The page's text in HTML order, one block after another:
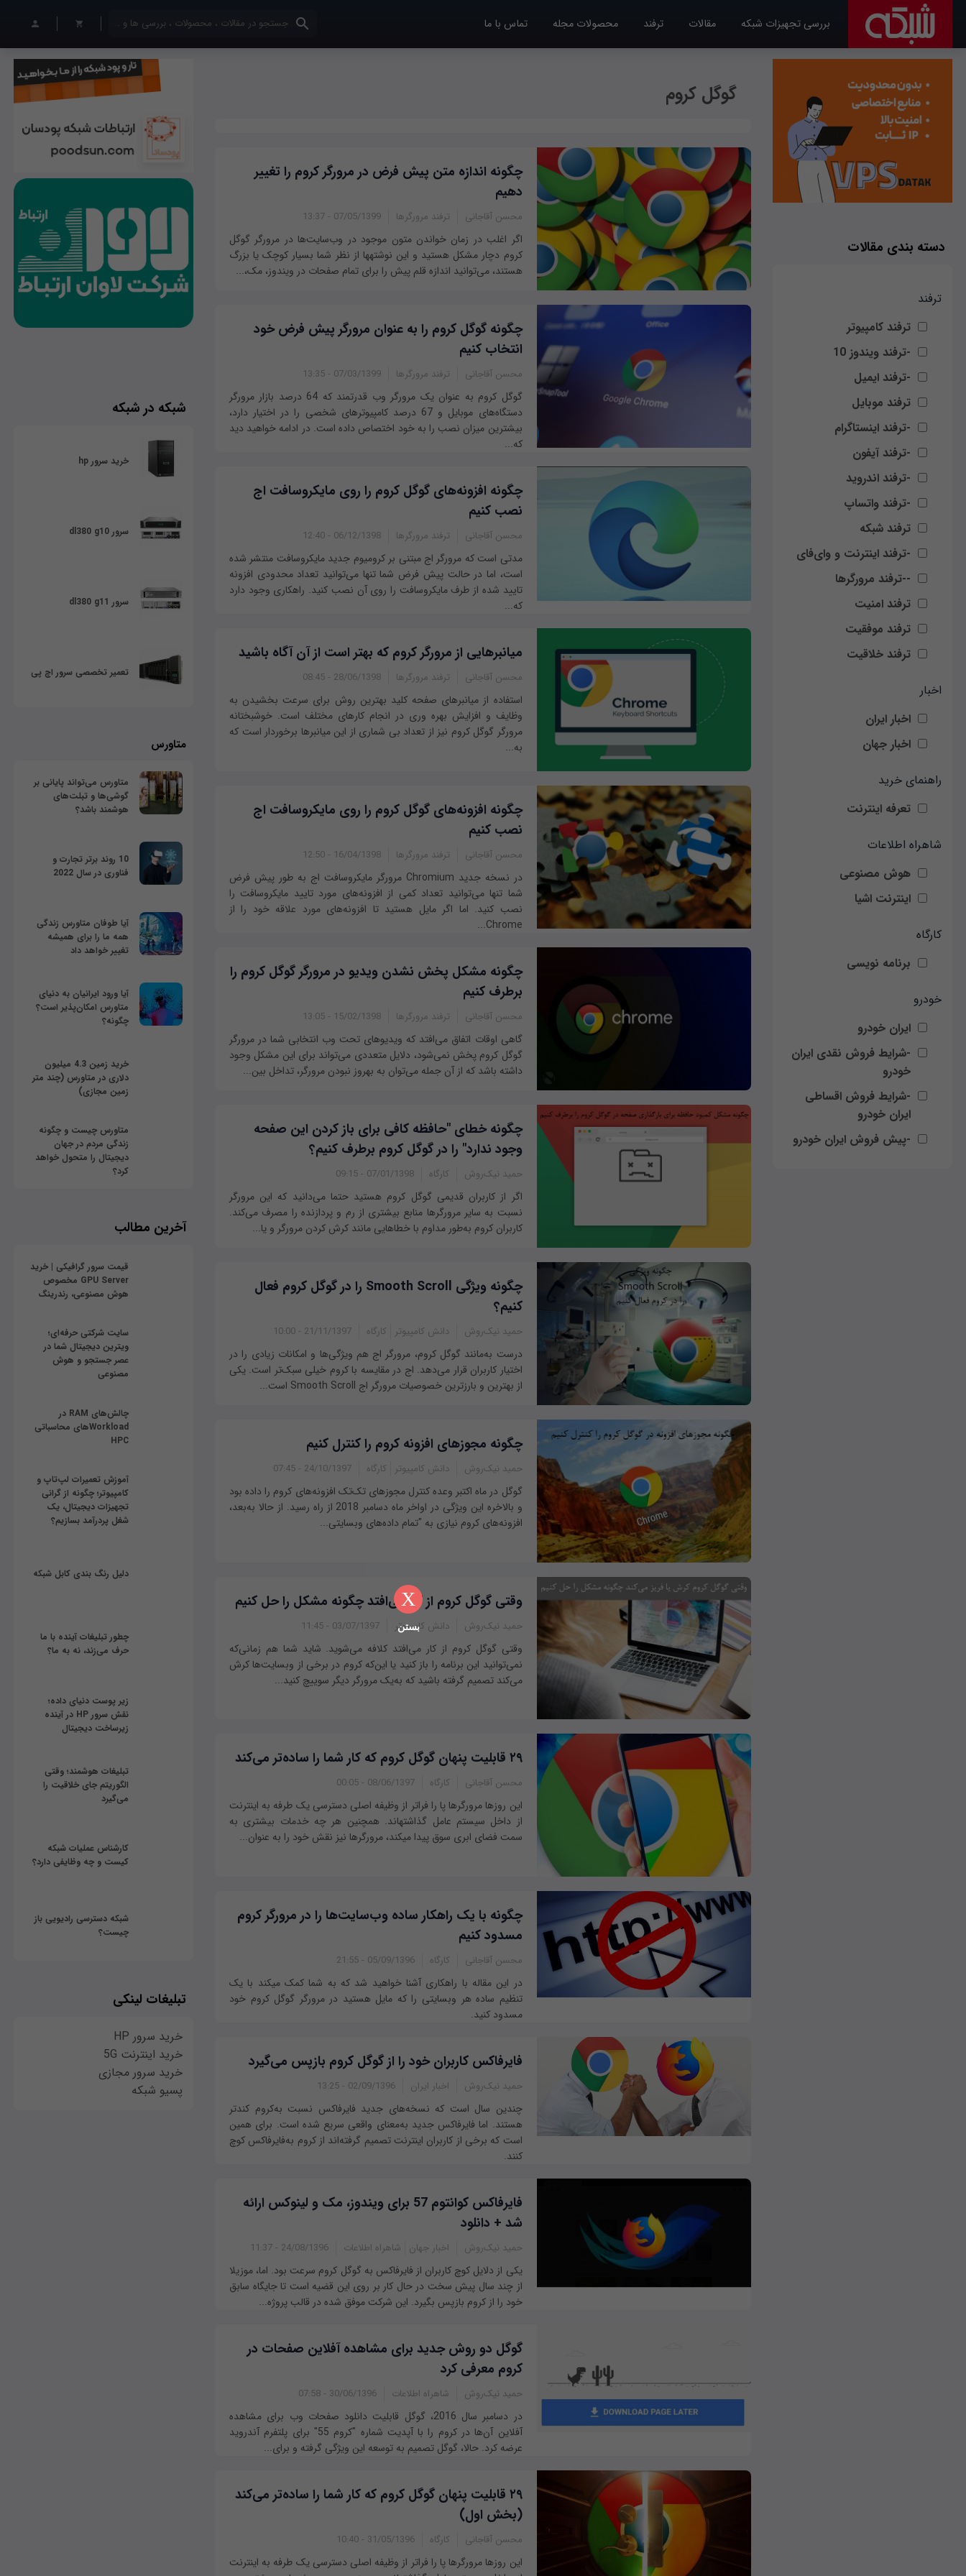
X
بستن
بررسی تجهیزات شبکه مقالات ترفند محصولات مجله تماس با ما کلمات کلیدی خود را وارد کنید
دسته بندی مقالات
ترفند
ترفند کامپیوتر
-ترفند ویندوز 10
-ترفند ایمیل
ترفند موبایل
-ترفند اینستاگرام
-ترفند آیفون
-ترفند اندروید
-ترفند واتساپ
ترفند شبکه
-ترفند اینترنت و وای‌فای
--ترفند مرورگرها
ترفند امنیت
ترفند موفقیت
ترفند خلاقیت
اخبار
اخبار ایران
اخبار جهان
راهنمای خرید
تعرفه اینترنت
شاهراه اطلاعات
هوش مصنوعی
اینترنت اشیا
کارگاه
برنامه نویسی
خودرو
ایران خودرو
-شرایط فروش نقدی ایران
خودرو
-شرایط فروش اقساطی
ایران خودرو
-پیش فروش ایران خودرو
گوگل کروم
چگونه اندازه متن پیش فرض در مرورگر کروم را تغییر
دهیم
محسن آقاجانی ترفند مرورگرها 07/05/1399 - 13:37
اگر اغلب در زمان خواندن متون موجود در وب‌سایت‌ها در مرورگر گوگل
کروم دچار مشکل هستید و این نوشتهها از نظر شما بسیار کوچک یا بزرگ
هستند، می‌توانید اندازه قلم پیش را برای تمام صفحات در ویندوز، مک،...
چگونه گوگل کروم را به عنوان مرورگر پیش فرض خود
انتخاب کنیم
محسن آقاجانی ترفند مرورگرها 07/03/1399 - 13:35
گوگل کروم به عنوان یک مرورگر وب قدرتمند که 64 درصد بازار مرورگر
دستگاه‌های موبایل و 67 درصد کامپیوترهای شخصی را در اختیار دارد،
بیشترین میزان نصب را به خود اختصاص داده است. در ادامه خواهید دید
که...
چگونه افزونه‌های گوگل کروم را روی مایکروسافت اج
نصب کنیم
محسن آقاجانی ترفند مرورگرها 06/12/1398 - 12:40
مدتی است که مرورگر اج مبتنی بر کرومیوم جدید مایکروسافت منتشر شده
است، اما در حالت پیش فرض شما تنها می‌توانید تعداد محدودی افزونه
تایید شده از طرف مایکروسافت را روی آن نصب کنید. راهکاری وجود دارد
که...
میانبرهایی از مرورگر کروم که بهتر است از آن آگاه باشید
محسن آقاجانی ترفند مرورگرها 28/06/1398 - 08:45
استفاده از میانبرهای صفحه کلید بهترین روش برای سرعت بخشیدن به
وظایف و افزایش بهره وری در انجام کارهای مختلف است. خوشبختانه
مرورگر گوگل کروم نیز از تعداد بی شماری از این میانبرها برخوردار است که
به...
چگونه افزونه‌های گوگل کروم را روی مایکروسافت اج
نصب کنیم
محسن آقاجانی ترفند مرورگرها 16/04/1398 - 12:50
در نسخه جدید Chromium مرورگر مایکروسافت اج به طور پیش فرض
شما تنها می‌توانید تعداد کمی‌ از افزونه‌های مورد تایید مایکروسافت را
نصب کنید. اما اگر مایل هستید تا افزونه‌های مورد علاقه خود را از
Chrome...
چگونه مشکل پخش نشدن ویدیو در مرورگر گوگل کروم را
برطرف کنیم
محسن آقاجانی ترفند مرورگرها 15/02/1398 - 13:05
گاهی اوقات اتفاق می‌افتد که ویدیوهای تحت وب انتخابی شما در مرورگر
گوگل کروم پخش نمی‌شود، دلایل متعددی می‌تواند برای این مشکل وجود
داشته باشد که از آن جمله می‌توان به بهروز نبودن مرورگر، تداخل بین...
چگونه خطای "حافظه کافی برای باز کردن این صفحه
وجود ندارد" را در گوگل کروم برطرف کنیم؟
حمید نیک‌روش کارگاه 07/01/1398 - 09:15
اگر از کاربران قدیمی گوگل کروم هستید حتما می‌دانید که این مرورگر
نسبت به سایر مرورگرها منابع بیشتری از رم و پردازنده را مصرف می‌کند.
کاربران کروم به‌طور مداوم با خطاهایی مانند کرش کردن مرورگر و یا...
چگونه ویژگی Smooth Scroll را در گوگل کروم فعال
کنیم؟
حمید نیک‌روش دانش کامپیوتر کارگاه 21/11/1397 - 10:00
درست به‌مانند گوگل کروم، مرورگر اج هم ویژگی‌ها و امکانات زیادی را در
اختیار کاربران قرار می‌دهد. اج در مقایسه با کروم خیلی سبک‌تر است. یکی
از بهترین و بارزترین خصوصیات مرورگر اج Smooth Scroll است...
چگونه مجوزهای افزونه کروم را کنترل کنیم
حمید نیک‌‌روش دانش کامپیوتر کارگاه 24/10/1397 - 07:45
گوگل در ماه اکتبر وعده کنترل مجوزهای تک‌تک افزونه‌های کروم را داده بود
و بالاخره این ویژگی در اواخر ماه دسامبر 2018 از راه رسید. از حالا به‌بعد،
افزونه‌های کروم نیازی به "تمام داده‌های وبسایتی...
وقتی گوگل کروم از کار می‌افتد چگونه مشکل را حل کنیم
حمید نیک‌روش دانش کامپیوتر 03/07/1397 - 11:45
وقتی گوگل کروم از کار می‌افتد کلافه می‌شوید. شاید شما هم زمانی‌که
نمی‌توانید این برنامه را باز کنید یا این‌که کروم در برخی از وبسایت‌ها کرش
می‌کند تصمیم گرفته باشید که به‌یک مرورگر دیگر سوییچ کنید...
۲۹ قابلیت پنهان گوگل کروم که کار شما را ساده‌تر می‌کند
محسن آقاجانی کارگاه 08/06/1397 - 00:05
این روزها مرورگرها پا را فراتر از وظیفه اصلی دسترسی یک طرفه به اینترنت
از داخل سیستم عامل گذاشته‎اند. همچنین هر چه خدمات بیشتری به
سمت فضای ابری سوق پیدا می‎کند، مرورگرها نیز نقش خود را به عنوان...
چگونه با یک راهکار ساده وب‌سایت‌ها را در مرورگر کروم
مسدود کنیم
محسن آقاجانی کارگاه 05/09/1396 - 21:55
در این مقاله با راهکاری آشنا خواهید شد که به شما کمک می‎کند با یک
تنظیم ساده هر وب‎سایتی را که مایل هستید در مرورگر گوگل کروم خود
مسدود کنید.
فایرفاکس کاربران خود را از گوگل کروم بازپس می‌گیرد
حمید نیک‌روش اخبار ایران 02/09/1396 - 13:25
چندین سال است که نسخه‌های جدید فایرفاکس نسبت به‌کروم کندتر
هستند. اما فایرفاکس جدید به‌معنای واقعی سریع شده است. برای همین
است که برخی از کاربران اینترنت تصمیم گرفته‌اند از کروم به‌فایرفاکس کوچ
کنند.
فایرفاکس کوانتوم 57 برای ویندوز، مک و لینوکس ارائه
شد + دانلود
حمید نیک‌روش اخبار جهان شاهراه اطلاعات 24/08/1396 - 11:37
یکی از دلایل کوچ کاربران از فایرفاکس به گوگل کروم سرعت بود. اما، موزیلا
از چند سال پیش سخت در حال کار بر روی این قضیه است تا جایگاه سابق
خود را از کروم بازپس بگیرد. این شرکت موفق شده در قالب پروژه...
گوگل دو روش جدید برای مشاهده آفلاین صفحات در
کروم معرفی کرد
حمید نیک‌روش شاهراه اطلاعات 30/06/1396 - 07:58
در دسامبر سال 2016، گوگل قابلیت دانلود صفحات وب برای مشاهده
آفلاین آن‌ها در کروم را با آپدیت شماره "کروم 55" برای پلتفرم آندروید
عرضه کرد. حالا، گوگل تصمیم به توسعه این ویژگی گرفته و برای...
۲۹ قابلیت پنهان گوگل کروم که کار شما را ساده‌تر می‌کند
(بخش اول)
محسن آقاجانی کارگاه 31/05/1396 - 10:40
این روزها مرورگرها پا را فراتر از وظیفه اصلی دسترسی یک طرفه به اینترنت
شبکه در شبکه
خرید سرور hp
سرور dl380 g10
سرور dl380 g11
تعمیر تخصصی سرور اچ پی
متاورس
متاورس می‌تواند پایانی بر
گوشی‌ها و تبلت‌های
هوشمند باشد؟
10 روند برتر تجارت و
فناوری در سال 2022
آیا طوفان متاورس زندگی
همه ما را برای همیشه
تغییر خواهد داد
آیا ورود ایرانیان به دنیای
متاورس امکان‌پذیر است؟
چگونه؟
خرید زمین 4.3 میلیون
دلاری در متاورس (چند متر
زمین مجازی)
متاورس چیست و چگونه
زندگی مردم در جهان
دیجیتال را متحول خواهد
کرد؟
آخرین مطالب
قیمت سرور گرافیکی | خرید
GPU Server مخصوص
هوش مصنوعی، رندرینگ
سایت شرکتی حرفه‌ای؛
ویترین دیجیتال شما در
عصر جستجو و هوش
مصنوعی
چالش‌های RAM در
Workloadهای محاسباتی
HPC
آموزش تعمیرات لپ‌تاپ و
کامپیوتر؛ چگونه از گرانی
تجهیزات دیجیتال، یک
شغل پردرآمد بسازیم؟
دلیل رنگ بندی کابل شبکه
چطور تبلیغات آینده با ما
حرف می‌زند، نه به ما؟
زیر پوست دنیای داده؛
نقش سرور HP در آینده
زیرساخت دیجیتال
تبلیغات هوشمند؛ وقتی
الگوریتم جای خلاقیت را
می‌گیرد
کارشناس عملیات شبکه
کیست و چه وظایفی دارد؟
شبکه دسترسی رادیویی باز
چیست؟
تبلیغات لینکی
خرید سرور HP
خرید اینترنت 5G
خرید سرور مجازی
پسیو شبکه